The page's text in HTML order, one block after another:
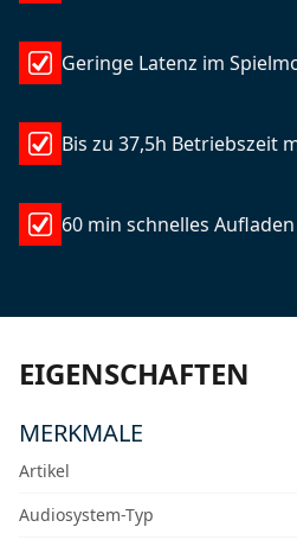
Geringe Latenz im
Bis zu 37,5h Betriebszeit
60 min schnelles
EIGENSCHAFTEN
MERKMALE
Artikel
Audiosystem-Typ